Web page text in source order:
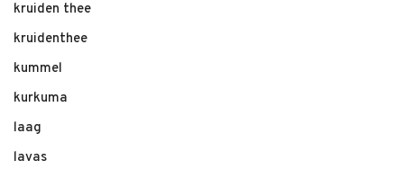
kruiden thee
kruidenthee
kummel
kurkuma
laag
lavas